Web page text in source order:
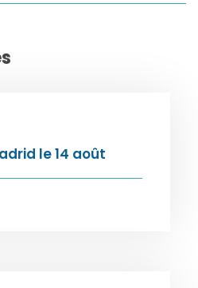
le 14 août